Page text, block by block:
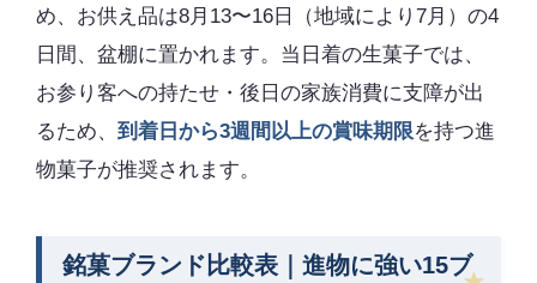
め、お供え品は8月13〜16日（地域により7月）の4
日間、盆棚に置かれます。当日着の生菓子では、
お参り客への持たせ・後日の家族消費に支障が出
るため、 到着日から3週間以上の賞味期限を持つ進
物菓子が推奨されます。
銘菓ブランド比較表｜進物に強い15ブ